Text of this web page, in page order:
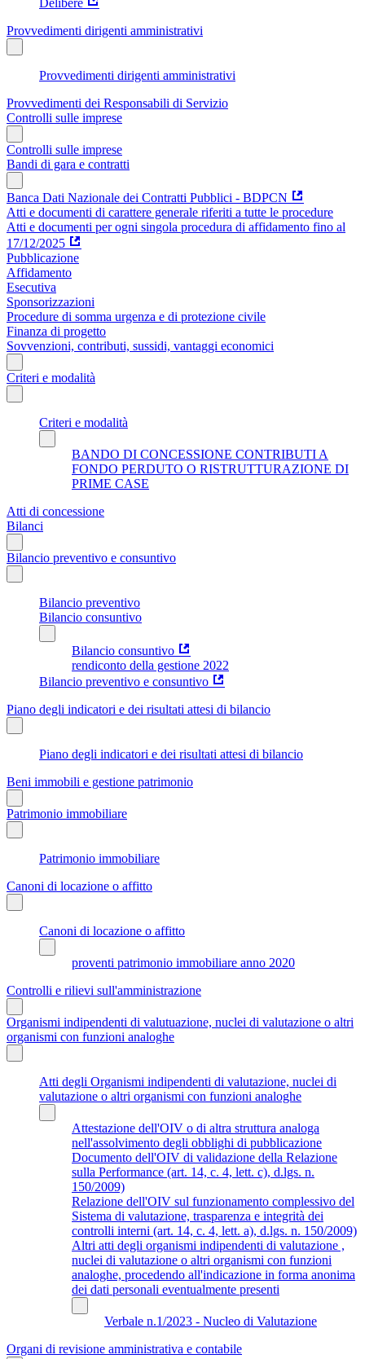
Provvedimenti dirigenti amministrativi
Provvedimenti dirigenti amministrativi
Provvedimenti dei Responsabili di Servizio
Controlli sulle imprese
Controlli sulle imprese
Bandi di gara e contratti
Banca Dati Nazionale dei Contratti Pubblici - BDPCN
Atti e documenti di carattere generale riferiti a tutte le procedure
Atti e documenti per ogni singola procedura di affidamento fino al
17/12/2025
Pubblicazione
Affidamento
Esecutiva
Sponsorizzazioni
Procedure di somma urgenza e di protezione civile
Finanza di progetto
Sovvenzioni, contributi, sussidi, vantaggi economici
Criteri e modalità
Criteri e modalità
BANDO DI CONCESSIONE CONTRIBUTI A
FONDO PERDUTO O RISTRUTTURAZIONE DI
PRIME CASE
Atti di concessione
Bilanci
Bilancio preventivo e consuntivo
Bilancio preventivo
Bilancio consuntivo
Bilancio consuntivo
rendiconto della gestione 2022
Bilancio preventivo e consuntivo
Piano degli indicatori e dei risultati attesi di bilancio
Piano degli indicatori e dei risultati attesi di bilancio
Beni immobili e gestione patrimonio
Patrimonio immobiliare
Patrimonio immobiliare
Canoni di locazione o affitto
Canoni di locazione o affitto
proventi patrimonio immobiliare anno 2020
Controlli e rilievi sull'amministrazione
Organismi indipendenti di valutuazione, nuclei di valutazione o altri
organismi con funzioni analoghe
Atti degli Organismi indipendenti di valutazione, nuclei di
valutazione o altri organismi con funzioni analoghe
Attestazione dell'OIV o di altra struttura analoga
nell'assolvimento degli obblighi di pubblicazione
Documento dell'OIV di validazione della Relazione
sulla Performance (art. 14, c. 4, lett. c), d.lgs. n.
150/2009)
Relazione dell'OIV sul funzionamento complessivo del
Sistema di valutazione, trasparenza e integrità dei
controlli interni (art. 14, c. 4, lett. a), d.lgs. n. 150/2009)
Altri atti degli organismi indipendenti di valutazione ,
nuclei di valutazione o altri organismi con funzioni
analoghe, procedendo all'indicazione in forma anonima
dei dati personali eventualmente presenti
Verbale n.1/2023 - Nucleo di Valutazione
Organi di revisione amministrativa e contabile